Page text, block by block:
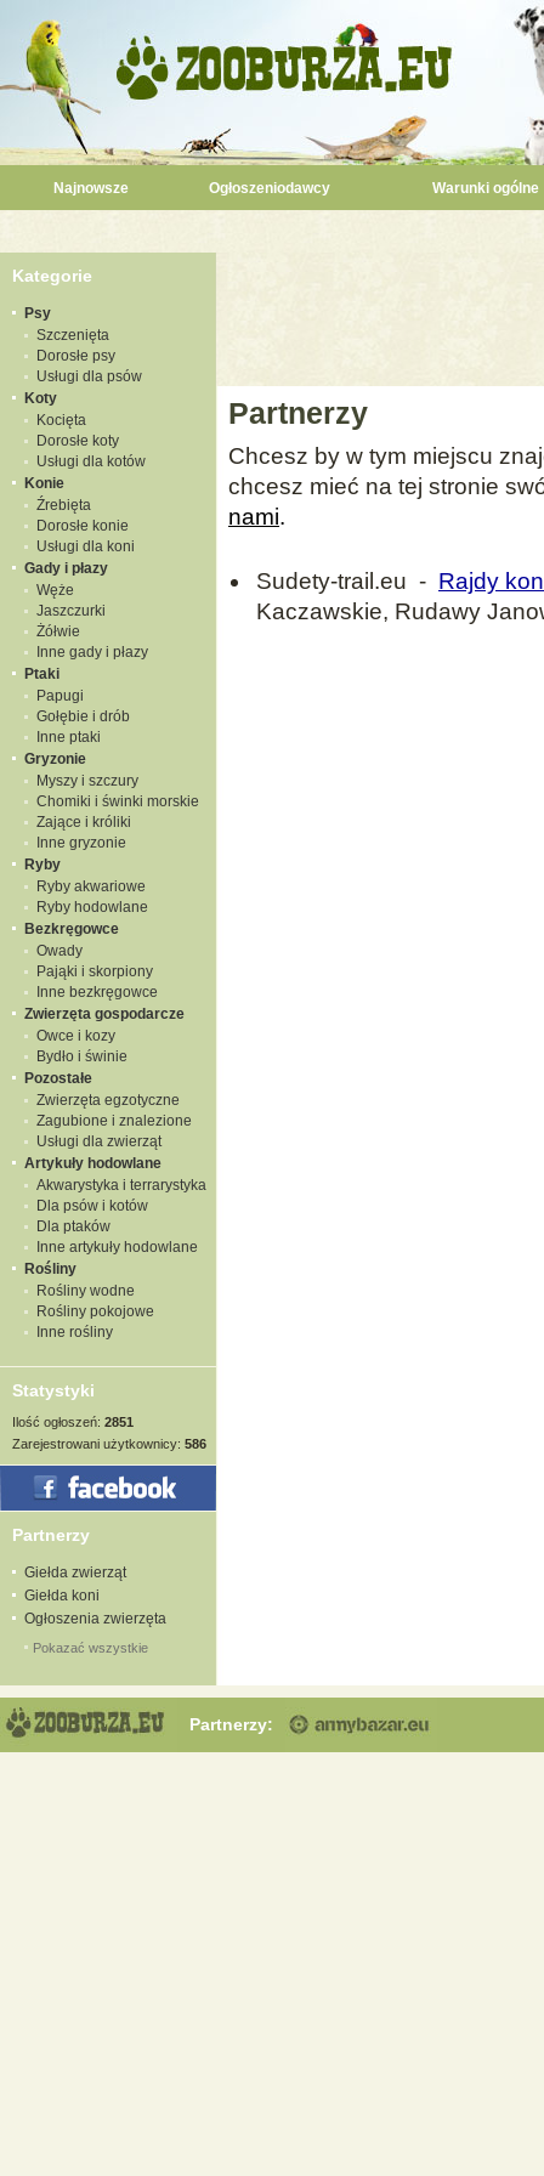
Najnowsze Ogłoszeniodawcy Warunki ogólne
Kategorie
Psy
Szczenięta
Dorosłe psy
Usługi dla psów
Koty
Kocięta
Dorosłe koty
Usługi dla kotów
Konie
Źrebięta
Dorosłe konie
Usługi dla koni
Gady i płazy
Węże
Jaszczurki
Żółwie
Inne gady i płazy
Ptaki
Papugi
Gołębie i drób
Inne ptaki
Gryzonie
Myszy i szczury
Chomiki i świnki morskie
Zające i króliki
Inne gryzonie
Ryby
Ryby akwariowe
Ryby hodowlane
Bezkręgowce
Owady
Pająki i skorpiony
Inne bezkręgowce
Zwierzęta gospodarcze
Owce i kozy
Bydło i świnie
Pozostałe
Zwierzęta egzotyczne
Zagubione i znalezione
Usługi dla zwierząt
Artykuły hodowlane
Akwarystyka i terrarystyka
Dla psów i kotów
Dla ptaków
Inne artykuły hodowlane
Rośliny
Rośliny wodne
Rośliny pokojowe
Inne rośliny
Statystyki
Ilość ogłoszeń: 2851
Zarejestrowani użytkownicy: 586
Partnerzy
Giełda zwierząt
Giełda koni
Ogłoszenia zwierzęta
Pokazać wszystkie
Partnerzy
Chcesz by w tym miejscu
chcesz mieć na tej stronie
nami.
Sudety-trail.eu - Rajdy
Kaczawskie, Rudawy
Partnerzy: